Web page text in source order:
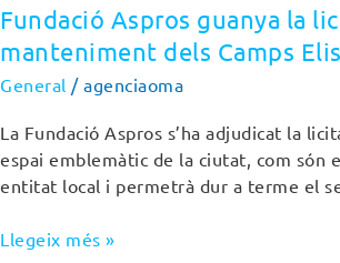
Fundació Aspros guanya la
manteniment dels Camps
General / agenciaoma
La Fundació Aspros s’ha adjudicat la
espai emblemàtic de la ciutat, com són
entitat local i permetrà dur a terme el
Llegeix més »